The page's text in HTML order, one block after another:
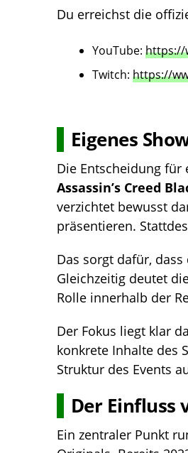
Du erreichst die
YouTube: https://
Twitch: https://
Eigenes
Die Entscheidung für
Assassin’s Creed
verzichtet bewusst
präsentieren.
Das sorgt dafür,
Gleichzeitig deutet
Rolle innerhalb der
Der Fokus liegt klar
konkrete Inhalte des
Struktur des Events
Der Einfluss
Ein zentraler Punkt